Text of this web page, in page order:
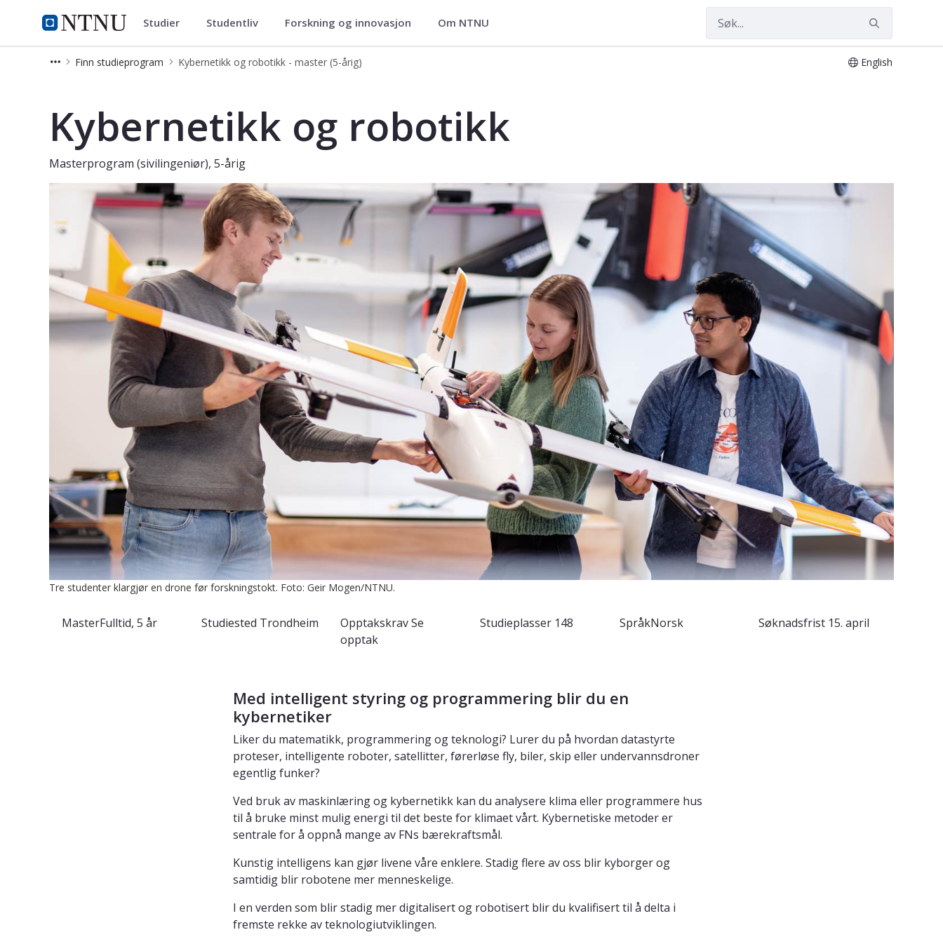
NTNU Hjemmeside
Kybernetikk og robotikk - master (5-årig)
Studier Studentliv Forskning og innovasjon Om NTNU
Finn studieprogram Kybernetikk og robotikk - master (5-årig) English
Kybernetikk og robotikk
Masterprogram (sivilingeniør), 5-årig
Tre studenter klargjør en drone før forskningstokt. Foto: Geir Mogen/NTNU.
MasterFulltid, 5 år Studiested Trondheim OpptakskravSe
opptak
Studieplasser 148 SpråkNorsk Søknadsfrist 15. april
Med intelligent styring og programmering blir du en
kybernetiker
Liker du matematikk, programmering og teknologi? Lurer du på hvordan datastyrte
proteser, intelligente roboter, satellitter, førerløse fly, biler, skip eller undervannsdroner
egentlig funker?
Ved bruk av maskinlæring og kybernetikk kan du analysere klima eller programmere hus
til å bruke minst mulig energi til det beste for klimaet vårt. Kybernetiske metoder er
sentrale for å oppnå mange av FNs bærekraftsmål.
Kunstig intelligens kan gjør livene våre enklere. Stadig flere av oss blir kyborger og
samtidig blir robotene mer menneskelige.
I en verden som blir stadig mer digitalisert og robotisert blir du kvalifisert til å delta i
fremste rekke av teknologiutviklingen.